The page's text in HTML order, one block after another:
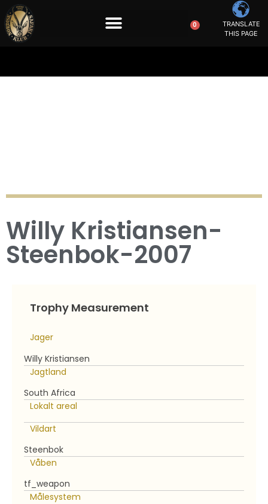
0
TRANSLATE
THIS PAGE
Willy Kristiansen-
Steenbok-2007
Trophy Measurement
Jager
Willy Kristiansen
Jagtland
South Africa
Lokalt areal
Vildart
Steenbok
Våben
tf_weapon
Målesystem